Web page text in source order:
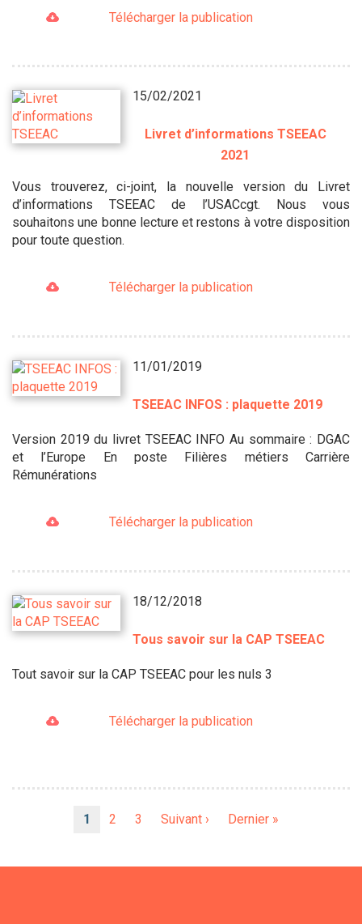
Télécharger la publication
15/02/2021
Livret d’informations TSEEAC
2021
Vous trouverez, ci-joint, la nouvelle version du Livret
d’informations TSEEAC de l’USACcgt. Nous vous
souhaitons une bonne lecture et restons à votre disposition
pour toute question.
Télécharger la publication
11/01/2019
TSEEAC INFOS : plaquette 2019
Version 2019 du livret TSEEAC INFO Au sommaire : DGAC
et l’Europe En poste Filières métiers Carrière
Rémunérations
Télécharger la publication
18/12/2018
Tous savoir sur la CAP TSEEAC
Tout savoir sur la CAP TSEEAC pour les nuls 3
Télécharger la publication
Page
1 Page
2 Page
3
Page
Suivant ›
Dernière
Dernier »